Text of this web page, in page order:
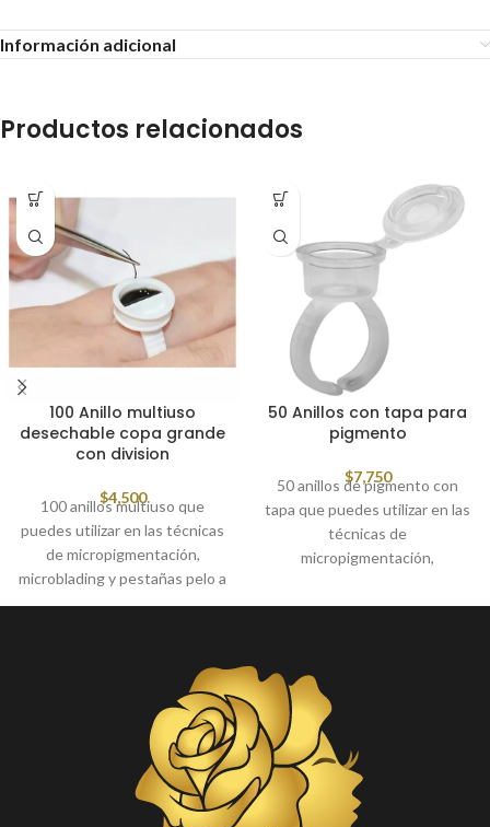
Información adicional
Productos relacionados
100 Anillo multiuso
desechable copa grande
con division
$4,500
100 anillos multiuso que
puedes utilizar en las técnicas
de micropigmentación,
microblading y pestañas pelo a
pelo
50 Anillos con tapa para
pigmento
$7,750
50 anillos de pigmento con
tapa que puedes utilizar en las
técnicas de
micropigmentación,
pelo